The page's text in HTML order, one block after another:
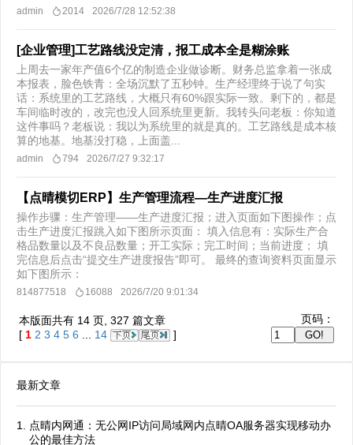
admin 2014 2026/7/28 12:52:38
[企业管理]工艺路线没定清，报工成本全是糊涂账
上周去一家年产值6个亿的制造企业做诊断。财务总监拿着一张成
本报表，脸色铁青：​全场沉默了五秒钟。生产经理终于说了句实
话：系统里的工艺路线，大概只有60%跟实际一致。剩下的，都是
车间临时改的，改完也没人回系统里更新。我转头问老板：你知道
这件事吗？老板说：我以为系统里的就是真的。工艺路线是成本核
算的地基。地基没打稳，上面盖...
admin 794 2026/7/27 9:32:17
【点晴模切ERP】生产管理流程—生产进度汇报
操作步骤：生产管理——生产进度汇报；进入页面如下图操作；点
击生产进度汇报跳入如下图所示页面： 填入信息有：实际生产合
格品数量以及不良品数量；开工实际；完工时间；当前进度； 填
完信息后点击“提交生产进度报告”即可。 最终的查询资料页面显示
如下图所示：
814877518 16088 2026/7/20 9:01:34
本版面共有 14 页, 327 篇文章
[ 1 2 3 4 5 6 14 ]
页码：
最新文章
点晴内网通：无公网IP访问局域网内点晴OA服务器实现移动办
公的最佳方法